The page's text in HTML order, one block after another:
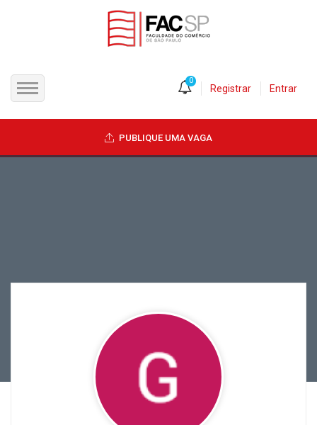
CANDIDATOS
0
Registrar Entrar
PUBLIQUE UMA VAGA